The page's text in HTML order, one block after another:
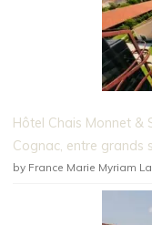
Hôtel Chais Monnet &
Cognac, entre grands
by France Marie Myriam